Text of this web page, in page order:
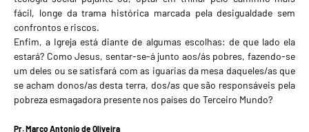
fácil, longe da trama histórica marcada pela desigualdade sem
confrontos e riscos.
Enfim, a Igreja está diante de algumas escolhas: de que lado ela
estará? Como Jesus, sentar-se-á junto aos/ás pobres, fazendo-se
um deles ou se satisfará com as iguarias da mesa daqueles/as que
se acham donos/as desta terra, dos/as que são responsáveis pela
pobreza esmagadora presente nos países do Terceiro Mundo?
Pr. Marco Antonio de Oliveira